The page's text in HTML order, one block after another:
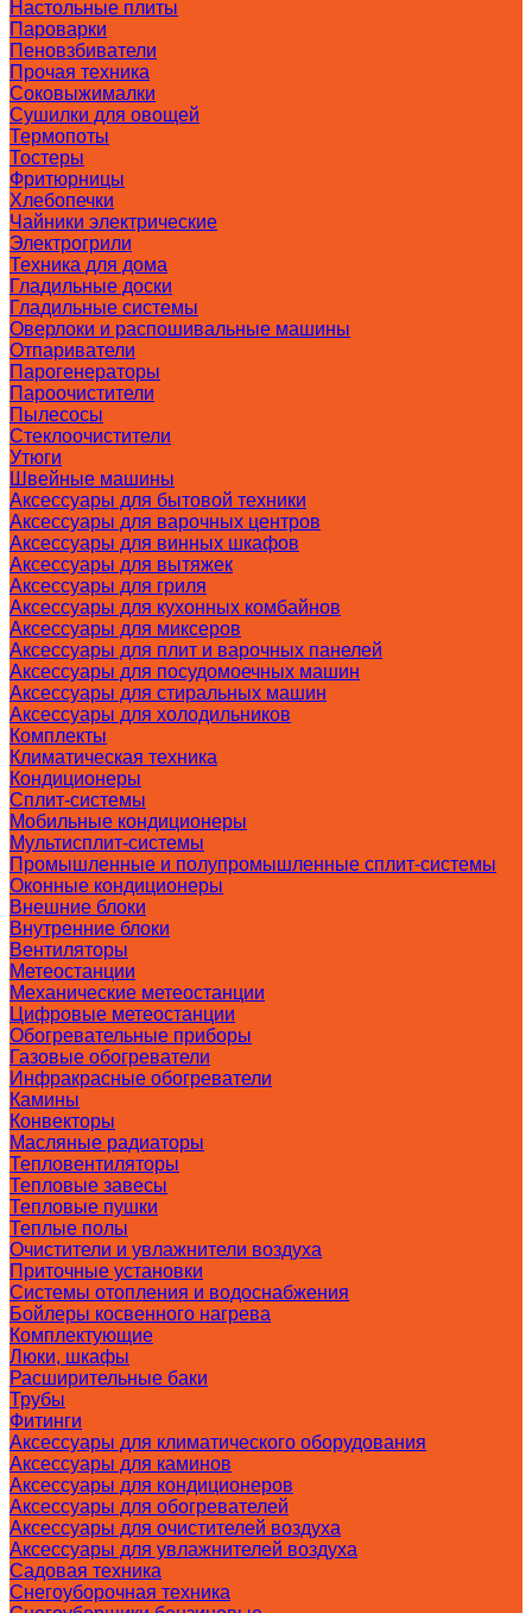
Настольные плиты
Пароварки
Пеновзбиватели
Прочая техника
Соковыжималки
Сушилки для овощей
Термопоты
Тостеры
Фритюрницы
Хлебопечки
Чайники электрические
Электрогрили
Техника для дома
Гладильные доски
Гладильные системы
Оверлоки и распошивальные машины
Отпариватели
Парогенераторы
Пароочистители
Пылесосы
Стеклоочистители
Утюги
Швейные машины
Аксессуары для бытовой техники
Аксессуары для варочных центров
Аксессуары для винных шкафов
Аксессуары для вытяжек
Аксессуары для гриля
Аксессуары для кухонных комбайнов
Аксессуары для миксеров
Аксессуары для плит и варочных панелей
Аксессуары для посудомоечных машин
Аксессуары для стиральных машин
Аксессуары для холодильников
Комплекты
Климатическая техника
Кондиционеры
Сплит-системы
Мобильные кондиционеры
Мультисплит-системы
Промышленные и полупромышленные сплит-системы
Оконные кондиционеры
Внешние блоки
Внутренние блоки
Вентиляторы
Метеостанции
Механические метеостанции
Цифровые метеостанции
Обогревательные приборы
Газовые обогреватели
Инфракрасные обогреватели
Камины
Конвекторы
Масляные радиаторы
Тепловентиляторы
Тепловые завесы
Тепловые пушки
Теплые полы
Очистители и увлажнители воздуха
Приточные установки
Системы отопления и водоснабжения
Бойлеры косвенного нагрева
Комплектующие
Люки, шкафы
Расширительные баки
Трубы
Фитинги
Аксессуары для климатического оборудования
Аксессуары для каминов
Аксессуары для кондиционеров
Аксессуары для обогревателей
Аксессуары для очистителей воздуха
Аксессуары для увлажнителей воздуха
Садовая техника
Снегоуборочная техника